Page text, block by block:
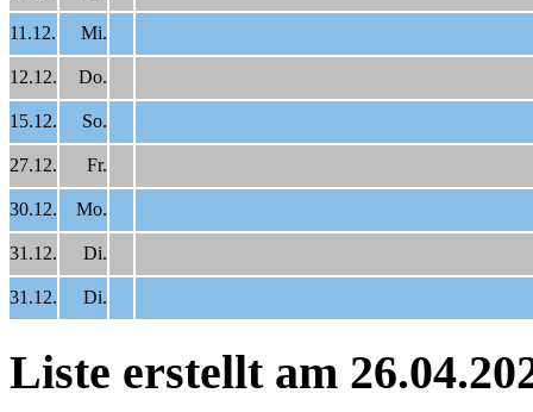
11.12. Mi.
12.12. Do.
15.12. So.
27.12. Fr.
30.12. Mo.
31.12. Di.
31.12. Di.
Liste erstellt am